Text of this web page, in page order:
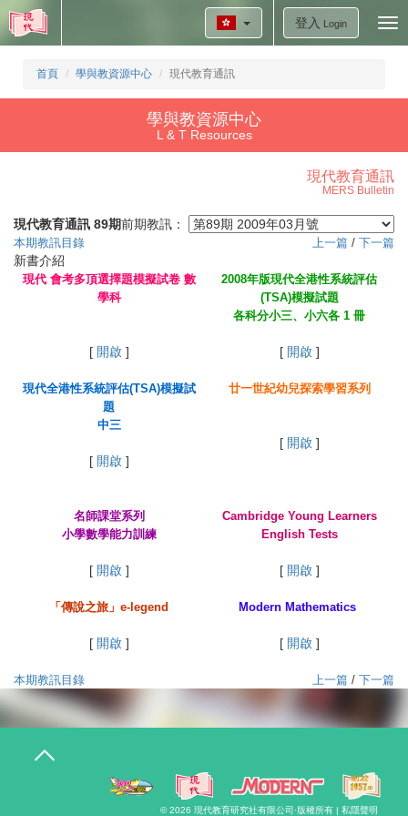
登入 Login
首頁 學與教資源中心 現代教育通訊
學與教資源中心
L & T Resources
現代教育通訊
MERS Bulletin
現代教育通訊 89期前期教訊：
本期教訊目錄 上一篇 / 下一篇
新書介紹
現代 會考多頂選擇題模擬試卷 數
學科
[ 開啟 ]
2008年版現代全港性系統評估
(TSA)模擬試題
各科分小三、小六各 1 冊
[ 開啟 ]
現代全港性系統評估(TSA)模擬試
題
中三
[ 開啟]
廿一世紀幼兒探索學習系列
[ 開啟 ]
名師課堂系列
小學數學能力訓練
[ 開啟]
Cambridge Young Learners
English Tests
[ 開啟 ]
「傳說之旅」e-legend
[ 開啟 ]
Modern Mathematics
[ 開啟 ]
本期教訊目錄 上一篇 / 下一篇
T
© 2026 現代教育研究社有限公司 ·版權所有 | 私隱聲明